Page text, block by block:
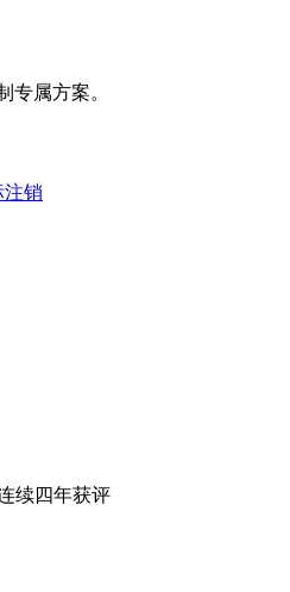
专属方案。
注销
续四年获评